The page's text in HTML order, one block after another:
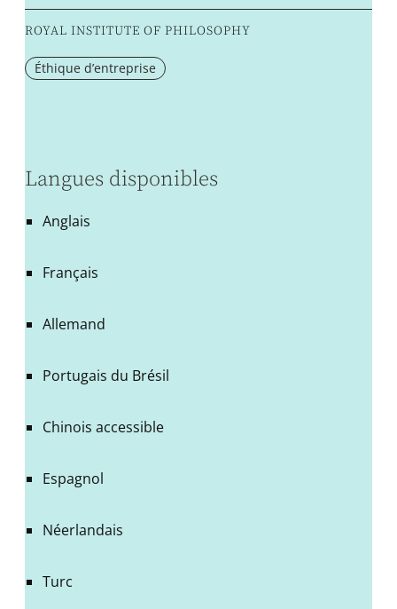
ROYAL INSTITUTE OF PHILOSOPHY
Éthique d’entreprise
Langues disponibles
Anglais
Français
Allemand
Portugais du Brésil
Chinois accessible
Espagnol
Néerlandais
Turc